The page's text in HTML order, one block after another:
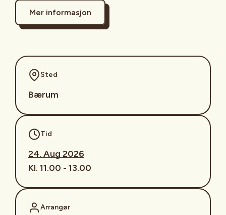
Mer informasjon
Sted
Bærum
Tid
24. Aug 2026
Kl. 11.00 - 13.00
Arrangør